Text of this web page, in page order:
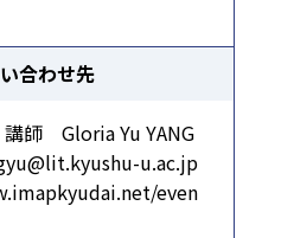
合わせ先
講師 Gloria Yu YANG
u.ac.jp
even